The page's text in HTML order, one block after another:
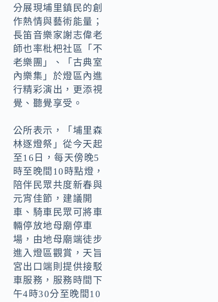
分展現埔里鎮民的創
作熱情與藝術能量；
長笛音樂家謝志偉老
師也率枇杷社區「不
老樂團」、「古典室
內樂集」於燈區內進
行精彩演出，更添視
覺、聽覺享受。
公所表示，「埔里森
林逐燈祭」從今天起
至16日，每天傍晚5
時至晚間10時點燈，
陪伴民眾共度新春與
元宵佳節，建議開
車、騎車民眾可將車
輛停放地母廟停車
場，由地母廟端徒步
進入燈區觀賞，天旨
宮出口端則提供接駁
車服務，服務時間下
午4時30分至晚間10